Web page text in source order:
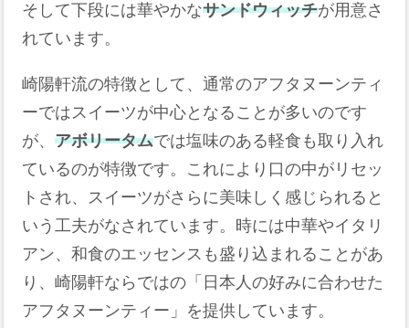
そして下段には華やかなサンドウィッチが用意さ
れています。
崎陽軒流の特徴として、通常のアフタヌーンティ
ーではスイーツが中心となることが多いのです
が、アボリータムでは塩味のある軽食も取り入れ
ているのが特徴です。これにより口の中がリセッ
トされ、スイーツがさらに美味しく感じられると
いう工夫がなされています。時には中華やイタリ
アン、和食のエッセンスも盛り込まれることがあ
り、崎陽軒ならではの「日本人の好みに合わせた
アフタヌーンティー」を提供しています。